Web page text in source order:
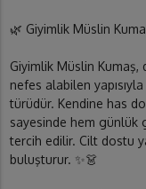
🌿 Giyimlik Müslin
Giyimlik Müslin
nefes alabilen
türüdür. Kendine has
sayesinde hem günlük
tercih edilir. Cilt dostu
buluşturur. ✨👗